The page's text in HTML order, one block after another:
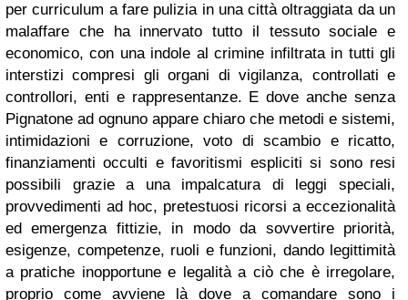
per curriculum a fare pulizia in una città oltraggiata da un
malaffare che ha innervato tutto il tessuto sociale e
economico, con una indole al crimine infiltrata in tutti gli
interstizi compresi gli organi di vigilanza, controllati e
controllori, enti e rappresentanze. E dove anche senza
Pignatone ad ognuno appare chiaro che metodi e sistemi,
intimidazioni e corruzione, voto di scambio e ricatto,
finanziamenti occulti e favoritismi espliciti si sono resi
possibili grazie a una impalcatura di leggi speciali,
provvedimenti ad hoc, pretestuosi ricorsi a eccezionalità
ed emergenza fittizie, in modo da sovvertire priorità,
esigenze, competenze, ruoli e funzioni, dando legittimità
a pratiche inopportune e legalità a ciò che è irregolare,
proprio come avviene là dove a comandare sono i